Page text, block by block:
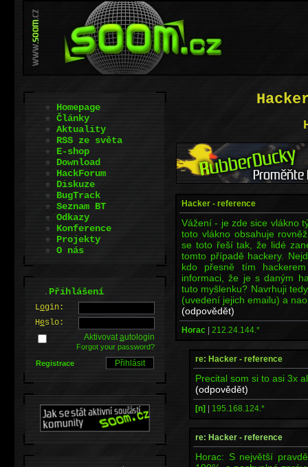
Hacker - reference
Vážení - je zde sice vlákno
toto vlákno obsahuje
se toto řeší tak, že lidé
tomto případě hackery.
kdo přesně tím
informaci, že je s daným
tuto myšlenku? Navrhuji
(uvedení jejich emailu) a
(odpovědět)
Horac | 212.24.144.*
re: Hacker - reference
Precital som si to asi 3x
(odpovědět)
[n] | 195.168.124.*
re: Hacker - reference
Horac: S největší
Homepage
Články
Aktuality
RSS ze světa
E-shop
Download
HackForum
Diskuze
BugTrack
Seznam BT
Odkazy
Konference
Projekty
O nás
.Přihlášení
Login:
Heslo:
Aktivovatautologin
Forgot your password?
Registrace